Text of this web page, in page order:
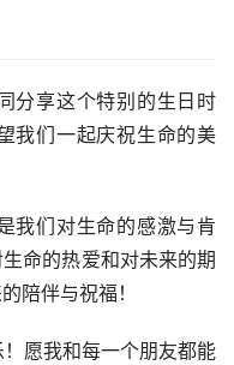
分享这个特别的生日时
我们一起庆祝生命的美
我们对生命的感激与肯
命的热爱和对未来的期
陪伴与祝福！
愿我和每一个朋友都能